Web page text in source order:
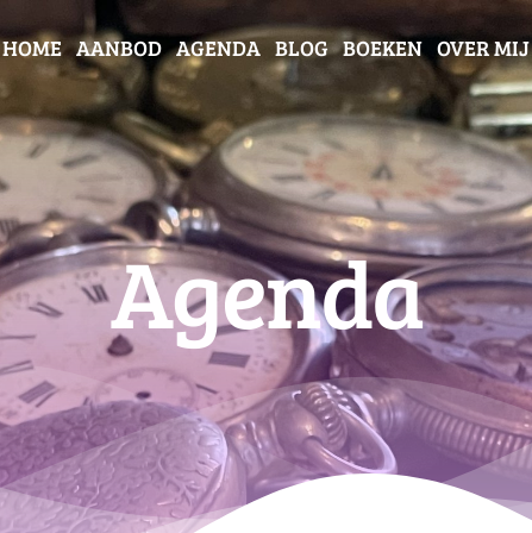
HOME AANBOD AGENDA BLOG BOEKEN OVER MIJ
Agenda